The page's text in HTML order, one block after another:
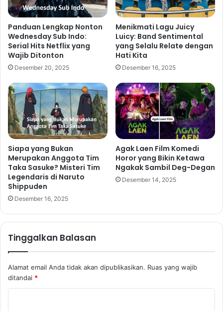
Panduan Lengkap Nonton
Wednesday Sub Indo:
Serial Hits Netflix yang
Wajib Ditonton
Desember 20, 2025
Menikmati Lagu Juicy
Luicy: Band Sentimental
yang Selalu Relate dengan
Hati Kita
Desember 16, 2025
Siapa yang Bukan
Merupakan Anggota Tim
Taka Sasuke? Misteri Tim
Legendaris di Naruto
Shippuden
Desember 16, 2025
Agak Laen Film Komedi
Horor yang Bikin Ketawa
Ngakak Sambil Deg-Degan
Desember 14, 2025
Tinggalkan Balasan
Alamat email Anda tidak akan dipublikasikan. Ruas yang wajib
ditandai *